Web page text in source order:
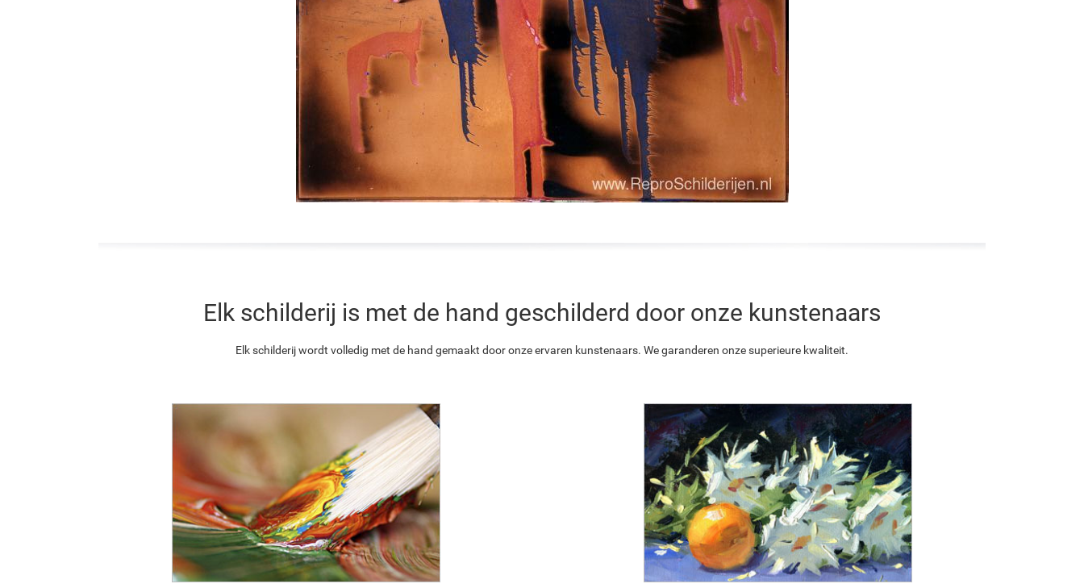
Elk schilderij is met de hand geschilderd door onze kunstenaars
Elk schilderij wordt volledig met de hand gemaakt door onze ervaren kunstenaars. We garanderen onze superieure kwaliteit.